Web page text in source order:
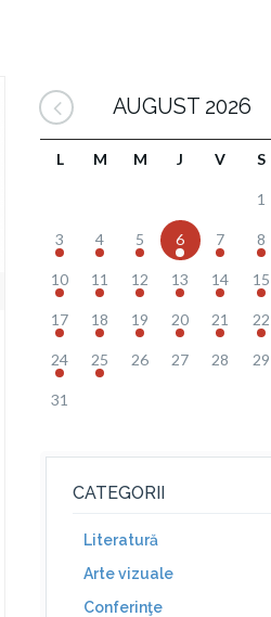
AUGUST 2026
L M M J V S
1
3 4 5 6 7 8
10 11 12 13 14 15
17 18 19 20 21 22
24 25 26 27 28 29
31
CATEGORII
Literatură
Arte vizuale
Conferinţe